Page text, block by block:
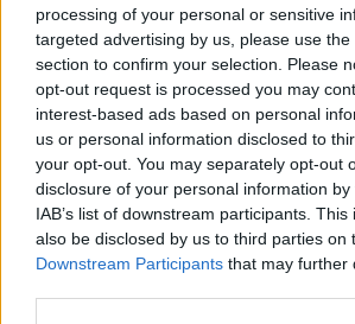
processing of your personal or sensitive
targeted advertising by us, please use
section to confirm your selection. Please
opt-out request is processed you may
interest-based ads based on personal
us or personal information disclosed to
your opt-out. You may separately opt-out
disclosure of your personal information
IAB’s list of downstream participants.
also be disclosed by us to third parties on
Downstream Participants that may further
Hozzászólások
Megvan, mikor tér
South Park